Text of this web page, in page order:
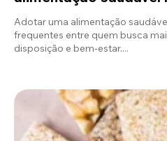
Adotar uma alimentação
frequentes entre quem busca
disposição e bem-estar....